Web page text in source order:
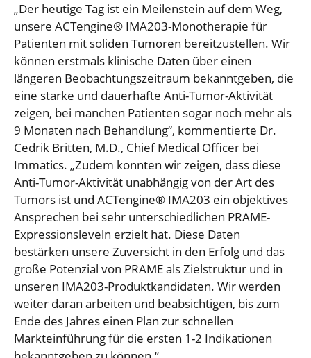
„Der heutige Tag ist ein Meilenstein auf dem Weg,
unsere ACTengine® IMA203-Monotherapie für
Patienten mit soliden Tumoren bereitzustellen. Wir
können erstmals klinische Daten über einen
längeren Beobachtungszeitraum bekanntgeben, die
eine starke und dauerhafte Anti-Tumor-Aktivität
zeigen, bei manchen Patienten sogar noch mehr als
9 Monaten nach Behandlung“, kommentierte Dr.
Cedrik Britten, M.D., Chief Medical Officer bei
Immatics. „Zudem konnten wir zeigen, dass diese
Anti-Tumor-Aktivität unabhängig von der Art des
Tumors ist und ACTengine® IMA203 ein objektives
Ansprechen bei sehr unterschiedlichen PRAME-
Expressionsleveln erzielt hat. Diese Daten
bestärken unsere Zuversicht in den Erfolg und das
große Potenzial von PRAME als Zielstruktur und in
unseren IMA203-Produktkandidaten. Wir werden
weiter daran arbeiten und beabsichtigen, bis zum
Ende des Jahres einen Plan zur schnellen
Markteinführung für die ersten 1-2 Indikationen